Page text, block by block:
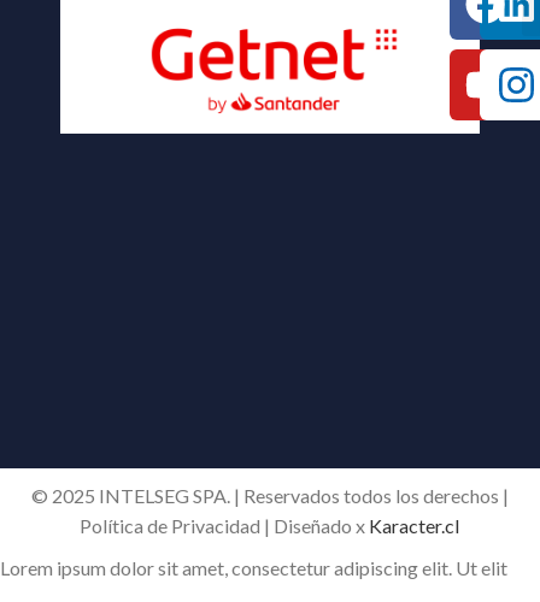
© 2025 INTELSEG SPA. | Reservados todos los derechos |
Política de Privacidad | Diseñado x Karacter.cl
Lorem ipsum dolor sit amet, consectetur adipiscing elit. Ut elit